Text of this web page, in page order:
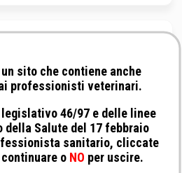
Set trocar lama protetta
- Forbice Metzenbaum
lunga curva
sito che contiene anche
professionisti veterinari.
46/97 e delle linee
della Salute del 17 febbraio
sanitario, cliccate
o NO per uscire.